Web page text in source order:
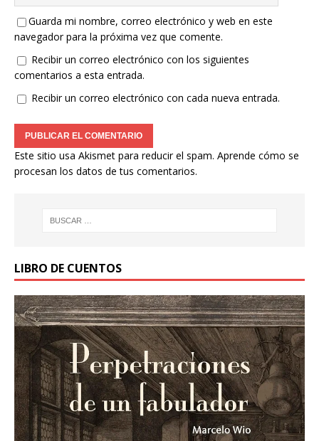
Guarda mi nombre, correo electrónico y web en este
navegador para la próxima vez que comente.
Recibir un correo electrónico con los siguientes
comentarios a esta entrada.
Recibir un correo electrónico con cada nueva entrada.
Este sitio usa Akismet para reducir el spam. Aprende cómo se
procesan los datos de tus comentarios.
LIBRO DE CUENTOS